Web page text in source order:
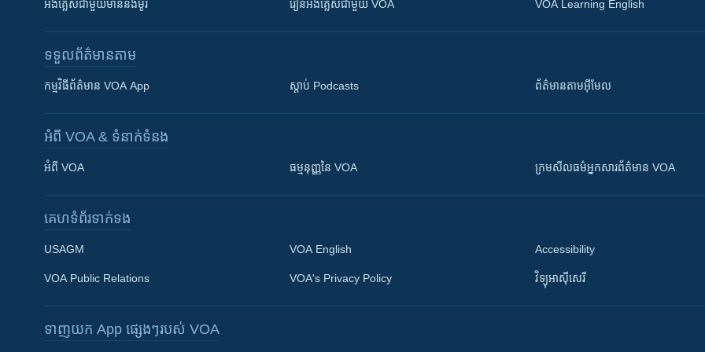
Khmer English
អង់គ្លេស​ជាមួយ​ម៉ានី​និង​ម៉ូរី រៀន​​​​​​អង់គ្លេស​​ជាមួយ VOA VOA Learning English
ទទួល​ព័ត៌មាន​តាម
កម្មវិធី​ព័ត៌មាន VOA App ស្តាប់ Podcasts ព័ត៌មាន​តាម​អ៊ីមែល
អំពី​ VOA & ទំនាក់ទំនង
អំពី​ VOA ធម្មនុញ្ញ​នៃ VOA ក្រម​​​សីលធម៌​​​អ្នក​​​សារព័ត៌មាន VOA
គេហទំព័រ​​ទាក់ទង
USAGM
VOA Public Relations
VOA English
VOA's Privacy Policy
Accessibility
វិទ្យុ​អាស៊ី​សេរី
ទាញយក​ App ផ្សេងៗ​របស់​ VOA